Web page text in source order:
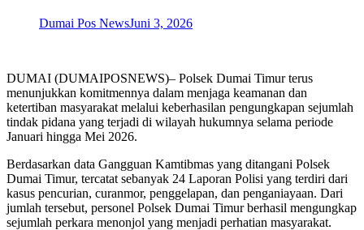
Dumai Pos NewsJuni 3, 2026
DUMAI (DUMAIPOSNEWS)– Polsek Dumai Timur terus
menunjukkan komitmennya dalam menjaga keamanan dan
ketertiban masyarakat melalui keberhasilan pengungkapan sejumlah
tindak pidana yang terjadi di wilayah hukumnya selama periode
Januari hingga Mei 2026.
Berdasarkan data Gangguan Kamtibmas yang ditangani Polsek
Dumai Timur, tercatat sebanyak 24 Laporan Polisi yang terdiri dari
kasus pencurian, curanmor, penggelapan, dan penganiayaan. Dari
jumlah tersebut, personel Polsek Dumai Timur berhasil mengungkap
sejumlah perkara menonjol yang menjadi perhatian masyarakat.